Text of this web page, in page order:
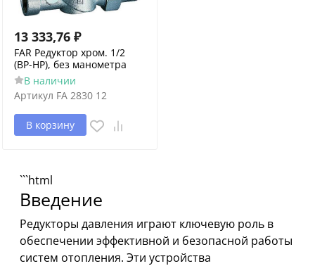
13 333,76 ₽
FAR Редуктор хром. 1/2
(ВР-НР), без манометра
В наличии
Артикул FA 2830 12
В корзину
```html
Введение
Редукторы давления играют ключевую роль в
обеспечении эффективной и безопасной работы
систем отопления. Эти устройства